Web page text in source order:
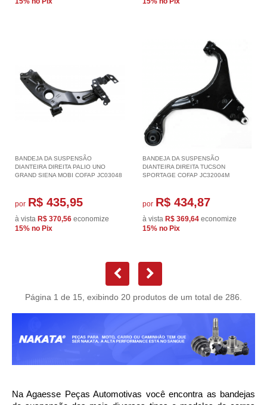
BANDEJA DA SUSPENSÃO
DIANTEIRA DIREITA PALIO UNO
GRAND SIENA MOBI COFAP JC03048
por R$ 435,95
à vista R$ 370,56 economize
15% no Pix
BANDEJA DA SUSPENSÃO
DIANTEIRA DIREITA TUCSON
SPORTAGE COFAP JC32004M
por R$ 434,87
à vista R$ 369,64 economize
15% no Pix
Página 1 de 15, exibindo 20 produtos de um total de 286.
Na Agaesse Peças Automotivas você encontra as bandejas